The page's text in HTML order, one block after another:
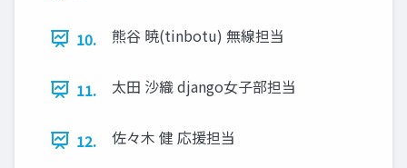
10. 熊谷 暁(tinbotu) 無線担当
11. 太田 沙織 django女子部担当
12. 佐々木 健 応援担当